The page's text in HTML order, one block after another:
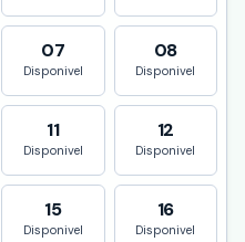
07
Disponivel
08
Disponivel
11
Disponivel
12
Disponivel
15
Disponivel
16
Disponivel